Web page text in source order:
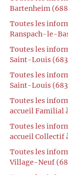
Bartenheim
Toutes les
Ranspach-le-
Toutes les
Saint-Louis
Toutes les
Saint-Louis
Toutes les
accueil Familial
Toutes les
accueil Collectif
Toutes les
Village-Neuf